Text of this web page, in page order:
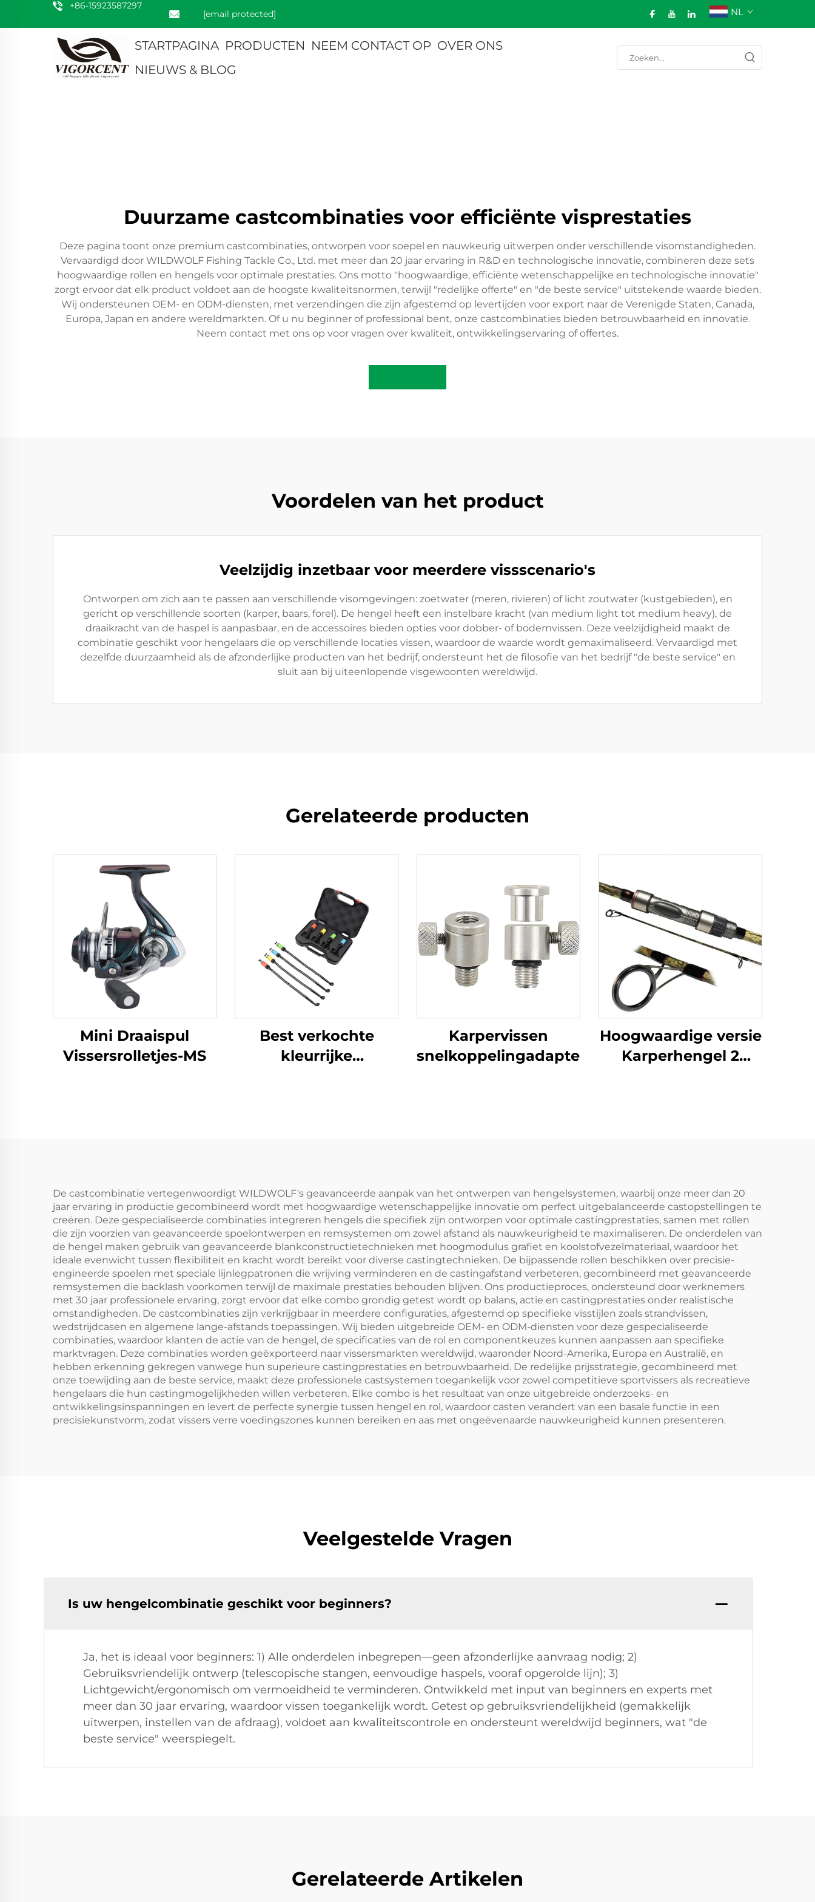
+86-15923587297
[email protected] NL
STARTPAGINA PRODUCTEN NEEM CONTACT OP OVER ONS
NIEUWS & BLOG
Duurzame castcombinaties voor efficiënte visprestaties
Deze pagina toont onze premium castcombinaties, ontworpen voor soepel en nauwkeurig uitwerpen onder verschillende visomstandigheden.
Vervaardigd door WILDWOLF Fishing Tackle Co., Ltd. met meer dan 20 jaar ervaring in R&D en technologische innovatie, combineren deze sets
hoogwaardige rollen en hengels voor optimale prestaties. Ons motto "hoogwaardige, efficiënte wetenschappelijke en technologische innovatie"
zorgt ervoor dat elk product voldoet aan de hoogste kwaliteitsnormen, terwijl "redelijke offerte" en "de beste service" uitstekende waarde bieden.
Wij ondersteunen OEM- en ODM-diensten, met verzendingen die zijn afgestemd op levertijden voor export naar de Verenigde Staten, Canada,
Europa, Japan en andere wereldmarkten. Of u nu beginner of professional bent, onze castcombinaties bieden betrouwbaarheid en innovatie.
Neem contact met ons op voor vragen over kwaliteit, ontwikkelingservaring of offertes.
Voordelen van het product
Veelzijdig inzetbaar voor meerdere vissscenario's
Ontworpen om zich aan te passen aan verschillende visomgevingen: zoetwater (meren, rivieren) of licht zoutwater (kustgebieden), en
gericht op verschillende soorten (karper, baars, forel). De hengel heeft een instelbare kracht (van medium light tot medium heavy), de
draaikracht van de haspel is aanpasbaar, en de accessoires bieden opties voor dobber- of bodemvissen. Deze veelzijdigheid maakt de
combinatie geschikt voor hengelaars die op verschillende locaties vissen, waardoor de waarde wordt gemaximaliseerd. Vervaardigd met
dezelfde duurzaamheid als de afzonderlijke producten van het bedrijf, ondersteunt het de filosofie van het bedrijf "de beste service" en
sluit aan bij uiteenlopende visgewoonten wereldwijd.
Gerelateerde producten
Mini Draaispul
Vissersrolletjes-MS
Best verkochte
kleurrijke
Karpervissen
snelkoppelingadapter
Hoogwaardige versie
Karperhengel 2
De castcombinatie vertegenwoordigt WILDWOLF's geavanceerde aanpak van het ontwerpen van hengelsystemen, waarbij onze meer dan 20
jaar ervaring in productie gecombineerd wordt met hoogwaardige wetenschappelijke innovatie om perfect uitgebalanceerde castopstellingen te
creëren. Deze gespecialiseerde combinaties integreren hengels die specifiek zijn ontworpen voor optimale castingprestaties, samen met rollen
die zijn voorzien van geavanceerde spoelontwerpen en remsystemen om zowel afstand als nauwkeurigheid te maximaliseren. De onderdelen van
de hengel maken gebruik van geavanceerde blankconstructietechnieken met hoogmodulus grafiet en koolstofvezelmateriaal, waardoor het
ideale evenwicht tussen flexibiliteit en kracht wordt bereikt voor diverse castingtechnieken. De bijpassende rollen beschikken over precisie-
engineerde spoelen met speciale lijnlegpatronen die wrijving verminderen en de castingafstand verbeteren, gecombineerd met geavanceerde
remsystemen die backlash voorkomen terwijl de maximale prestaties behouden blijven. Ons productieproces, ondersteund door werknemers
met 30 jaar professionele ervaring, zorgt ervoor dat elke combo grondig getest wordt op balans, actie en castingprestaties onder realistische
omstandigheden. De castcombinaties zijn verkrijgbaar in meerdere configuraties, afgestemd op specifieke visstijlen zoals strandvissen,
wedstrijdcasen en algemene lange-afstands toepassingen. Wij bieden uitgebreide OEM- en ODM-diensten voor deze gespecialiseerde
combinaties, waardoor klanten de actie van de hengel, de specificaties van de rol en componentkeuzes kunnen aanpassen aan specifieke
marktvragen. Deze combinaties worden geëxporteerd naar vissersmarkten wereldwijd, waaronder Noord-Amerika, Europa en Australië, en
hebben erkenning gekregen vanwege hun superieure castingprestaties en betrouwbaarheid. De redelijke prijsstrategie, gecombineerd met
onze toewijding aan de beste service, maakt deze professionele castsystemen toegankelijk voor zowel competitieve sportvissers als recreatieve
hengelaars die hun castingmogelijkheden willen verbeteren. Elke combo is het resultaat van onze uitgebreide onderzoeks- en
ontwikkelingsinspanningen en levert de perfecte synergie tussen hengel en rol, waardoor casten verandert van een basale functie in een
precisiekunstvorm, zodat vissers verre voedingszones kunnen bereiken en aas met ongeëvenaarde nauwkeurigheid kunnen presenteren.
Veelgestelde Vragen
Is uw hengelcombinatie geschikt voor beginners?
Ja, het is ideaal voor beginners: 1) Alle onderdelen inbegrepen—geen afzonderlijke aanvraag nodig; 2)
Gebruiksvriendelijk ontwerp (telescopische stangen, eenvoudige haspels, vooraf opgerolde lijn); 3)
Lichtgewicht/ergonomisch om vermoeidheid te verminderen. Ontwikkeld met input van beginners en experts met
meer dan 30 jaar ervaring, waardoor vissen toegankelijk wordt. Getest op gebruiksvriendelijkheid (gemakkelijk
uitwerpen, instellen van de afdraag), voldoet aan kwaliteitscontrole en ondersteunt wereldwijd beginners, wat "de
beste service" weerspiegelt.
Gerelateerde Artikelen